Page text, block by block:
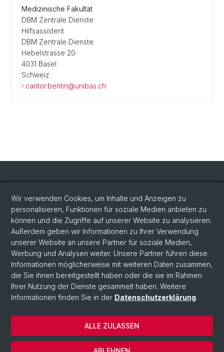
Medizinische Fakultät
DBM Zentrale Dienste
Hilfsassistent
DBM Zentrale Dienste
Hebelstrasse 20
4031 Basel
Schweiz
cantor.bentin@unibas.ch
Social Media
LinkedIn
Bluesky
Vimeo
© Universität Basel
Datenschutzerklärung
Wir verwenden Cookies, um Inhalte und Anzeigen zu
personalisieren, Funktionen für soziale Medien anbieten zu
können und die Zugriffe auf unserer Website zu analysieren.
Außerdem geben wir Informationen zu Ihrer Verwendung
unserer Website an unsere Partner für soziale Medien,
Werbung und Analysen weiter. Unsere Partner führen diese
Informationen möglicherweise mit weiteren Daten zusammen,
die Sie ihnen bereitgestellt haben oder die sie im Rahmen
Ihrer Nutzung der Dienste gesammelt haben. Weitere
Informationen finden Sie in der Datenschutzerklärung.
ALLE ZULASSEN